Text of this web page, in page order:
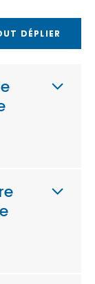
DÉPLIER